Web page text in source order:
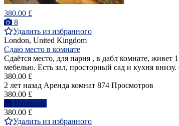
380.00 £
8
Удалить из избранного
London, United Kingdom
Сдаю место в комнате
Сдаётся место, для парня , в дабл комнате,
мебелью. Есть зал, просторный сад и кухня
380.00 £
2 лет назад Аренда комнат 874 Просмотров
380.00 £
Написать
380.00 £
Удалить из избранного